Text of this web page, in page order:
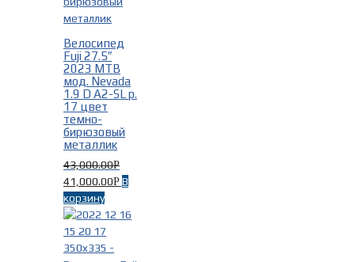
Велосипед
Fuji 27.5″
2023 MTB
мод. Nevada
1.9 D A2-SL р.
17 цвет
темно-
бирюзовый
металлик
43,000.00Р
41,000.00Р В
корзину